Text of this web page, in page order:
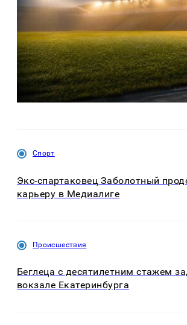
Спорт
Экс-спартаковец Заболотный
карьеру в Медиалиге
Происшествия
Беглеца с десятилетним стажем
вокзале Екатеринбурга